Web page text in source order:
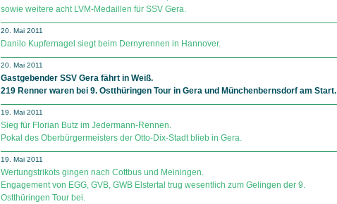
sowie weitere acht LVM-Medaillen für SSV Gera.
20. Mai 2011
Danilo Kupfernagel siegt beim Dernyrennen in Hannover.
20. Mai 2011
Gastgebender SSV Gera fährt in Weiß.
219 Renner waren bei 9. Ostthüringen Tour in Gera und Münchenbernsdorf am Start.
19. Mai 2011
Sieg für Florian Butz im Jedermann-Rennen.
Pokal des Oberbürgermeisters der Otto-Dix-Stadt blieb in Gera.
19. Mai 2011
Wertungstrikots gingen nach Cottbus und Meiningen.
Engagement von EGG, GVB, GWB Elstertal trug wesentlich zum Gelingen der 9.
Ostthüringen Tour bei.